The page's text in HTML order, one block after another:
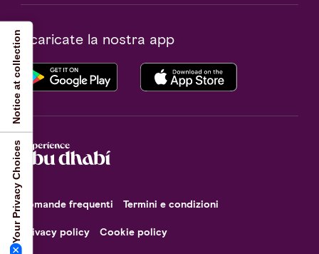
Scaricate la nostra app
Domande frequenti Termini e condizioni
Privacy policy Cookie policy
Your Privacy Choices
Notice at collection